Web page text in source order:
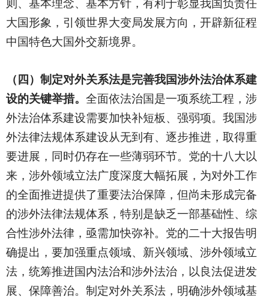
则、基本理念、基本方针，有利于彰显我国负责任
大国形象，引领世界大变局发展方向，开辟新征程
中国特色大国外交新境界。
（四）制定对外关系法是完善我国涉外法治体系建
设的关键举措。 全面依法治国是一项系统工程，涉
外法治体系建设需要加快补短板、强弱项。我国涉
外法律法规体系建设从无到有、逐步推进，取得重
要进展，同时仍存在一些薄弱环节。党的十八大以
来，涉外领域立法广度深度大幅拓展，为对外工作
的全面推进提供了重要法治保障，但尚未形成完备
的涉外法律法规体系，特别是缺乏一部基础性、综
合性涉外法律，亟需加快弥补。党的二十大报告明
确提出，要加强重点领域、新兴领域、涉外领域立
法，统筹推进国内法治和涉外法治，以良法促进发
展、保障善治。制定对外关系法，明确涉外领域基